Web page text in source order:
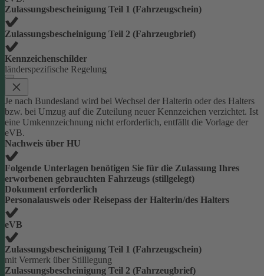
Zulassungsbescheinigung Teil 1 (Fahrzeugschein)
Zulassungsbescheinigung Teil 2 (Fahrzeugbrief)
Kennzeichenschilder
länderspezifische Regelung
Je nach Bundesland wird bei Wechsel der Halterin oder des Halters
bzw. bei Umzug auf die Zuteilung neuer Kennzeichen verzichtet. Ist
eine Umkennzeichnung nicht erforderlich, entfällt die Vorlage der
eVB.
Nachweis über HU
Folgende Unterlagen benötigen Sie für die Zulassung Ihres
erworbenen gebrauchten Fahrzeugs (stillgelegt)
Dokument erforderlich
Personalausweis oder Reisepass der Halterin/des Halters
eVB
Zulassungsbescheinigung Teil 1 (Fahrzeugschein)
mit Vermerk über Stilllegung
Zulassungsbescheinigung Teil 2 (Fahrzeugbrief)